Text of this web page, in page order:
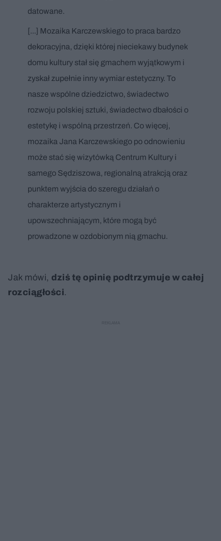
datowane.
[...] Mozaika Karczewskiego to praca bardzo
dekoracyjna, dzięki której nieciekawy budynek
domu kultury stał się gmachem wyjątkowym i
zyskał zupełnie inny wymiar estetyczny. To
nasze wspólne dziedzictwo, świadectwo
rozwoju polskiej sztuki, świadectwo dbałości o
estetykę i wspólną przestrzeń. Co więcej,
mozaika Jana Karczewskiego po odnowieniu
może stać się wizytówką Centrum Kultury i
samego Sędziszowa, regionalną atrakcją oraz
punktem wyjścia do szeregu działań o
charakterze artystycznym i
upowszechniającym, które mogą być
prowadzone w ozdobionym nią gmachu.
Jak mówi, dziś tę opinię podtrzymuje w całej
rozciągłości.